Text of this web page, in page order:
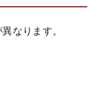
なります。